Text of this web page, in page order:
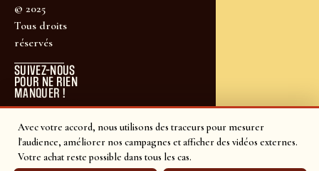
Avec votre accord, nous utilisons des traceurs pour mesurer
l'audience, améliorer nos campagnes et afficher des vidéos externes.
Votre achat reste possible dans tous les cas.
© 2025
Tous droits
réservés
SUIVEZ-NOUS
POUR NE RIEN
MANQUER !